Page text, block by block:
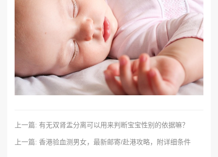
上一篇: 有无双肾盂分离可以用来判断宝宝性别的依据嘛？
上一篇: 香港验血测男女，最新邮寄/赴港攻略，附详细条件